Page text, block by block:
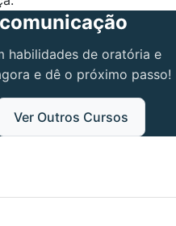
habilidades de oratória e
e dê o próximo passo!
Ver Outros Cursos